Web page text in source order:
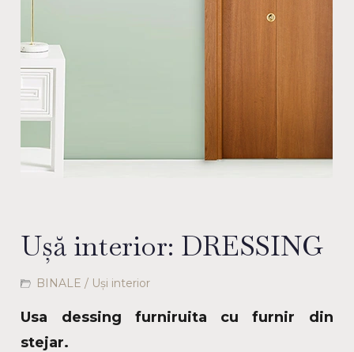
Ușă interior: DRESSING
BINALE / Uși interior
Usa dessing furniruita cu furnir din
stejar.